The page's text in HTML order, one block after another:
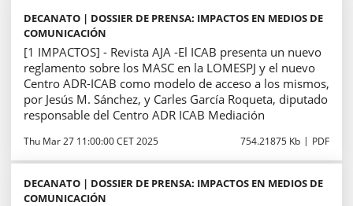
DECANATO | DOSSIER DE PRENSA: IMPACTOS EN MEDIOS DE
COMUNICACIÓN
[1 IMPACTOS] - Revista AJA -El ICAB presenta un nuevo
reglamento sobre los MASC en la LOMESPJ y el nuevo
Centro ADR-ICAB como modelo de acceso a los mismos,
por Jesús M. Sánchez, y Carles García Roqueta, diputado
responsable del Centro ADR ICAB Mediación
Thu Mar 27 11:00:00 CET 2025 754.21875 Kb PDF
DECANATO | DOSSIER DE PRENSA: IMPACTOS EN MEDIOS DE
COMUNICACIÓN